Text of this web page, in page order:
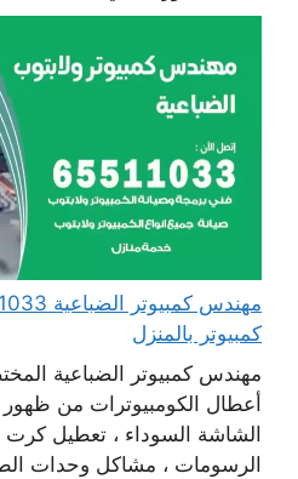
كمبيوتر بالمنزل
مهندس كمبيوتر الضباعية
أعطال الكومبيوترات من ظهور
الشاشة السوداء ، تعطيل
الرسومات ، مشاكل وحدات